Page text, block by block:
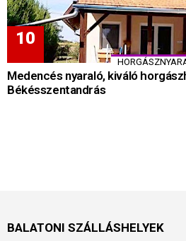
Medencés nyaraló, kiváló
Békésszentandrás
BALATONI SZÁLLÁSHELYEK